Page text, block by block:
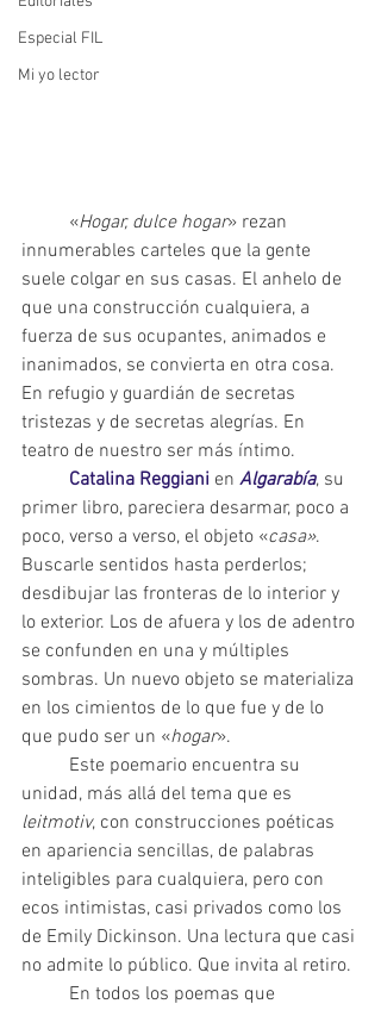
Especial FIL
Mi yo lector
	«
Hogar, dulce hogar» rezan
innumerables carteles que la gente
suele colgar en sus casas. El anhelo de
que una construcción cualquiera, a
fuerza de sus ocupantes, animados e
inanimados, se convierta en otra cosa.
En refugio y guardián de secretas
tristezas y de secretas alegrías. En
teatro de nuestro ser más íntimo.
Catalina Reggiani en Algarabía, su
primer libro, pareciera desarmar, poco a
poco, verso a verso, el objeto «casa».
Buscarle sentidos hasta perderlos;
desdibujar las fronteras de lo interior y
lo exterior. Los de afuera y los de adentro
se confunden en una y múltiples
sombras. Un nuevo objeto se materializa
en los cimientos de lo que fue y de lo
que pudo ser un «hogar».
unidad, más allá del tema que es
leitmotiv, con construcciones poéticas
en apariencia sencillas, de palabras
inteligibles para cualquiera, pero con
ecos intimistas, casi privados como los
de Emily Dickinson. Una lectura que casi
no admite lo público. Que invita al retiro.